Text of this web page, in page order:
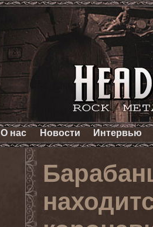
О нас Новости Интервью